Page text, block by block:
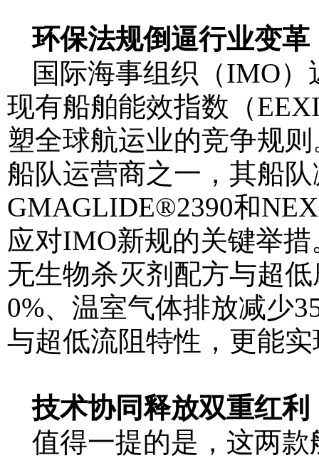
环保法规倒逼行业变革
国际海事组织（IMO
现有船舶能效指数（
塑全球航运业的竞争规
船队运营商之一，其船
GMAGLIDE®2390和
应对IMO新规的关键举
无生物杀灭剂配方与超
0%、温室气体排放减少
与超低流阻特性，更能
技术协同释放双重红利
值得一提的是，这两款